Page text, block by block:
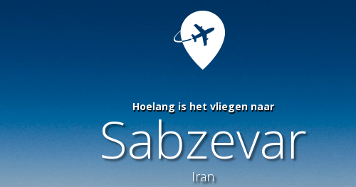
Hoelang is het vliegen naar
Sabzevar
Iran